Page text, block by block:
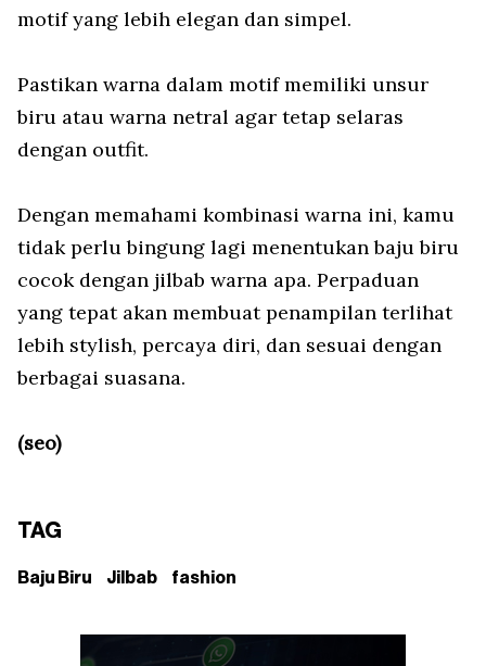
motif yang lebih elegan dan simpel.
Pastikan warna dalam motif memiliki unsur
biru atau warna netral agar tetap selaras
dengan outfit.
Dengan memahami kombinasi warna ini, kamu
tidak perlu bingung lagi menentukan baju biru
cocok dengan jilbab warna apa. Perpaduan
yang tepat akan membuat penampilan terlihat
lebih stylish, percaya diri, dan sesuai dengan
berbagai suasana.
(seo)
TAG
Baju Biru Jilbab fashion